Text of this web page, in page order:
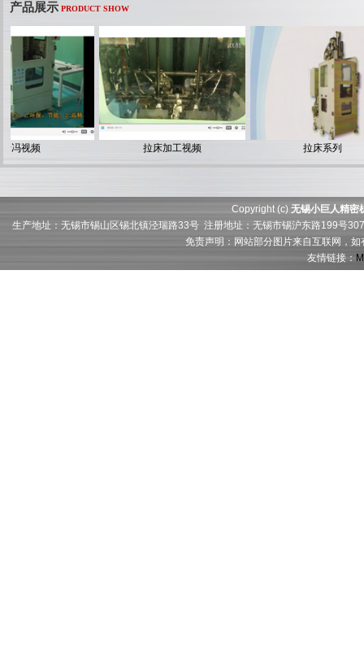
产品展示 PRODUCT SHOW
视频 拉床加工视频 拉床系列
Copyright (c)无锡小巨人精密
生产地址：无锡市锡山区锡北镇泾瑞路33号 注册地址：无锡市锡沪东路199
免责声明：网站部分图片来自互联网，
友情链接：